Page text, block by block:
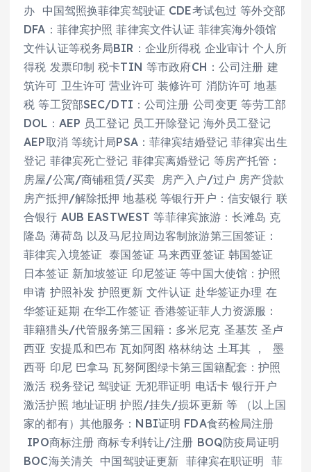
办 中国驾照换菲律宾驾驶证 CDE考试包过 等外交部
DFA：菲律宾护照 菲律宾文件认证 菲律宾海外领馆
文件认证等税务局BIR：企业所得税 企业审计 个人所
得税 发票印制 税卡TIN 等市政府CH：公司注册 建
筑许可 卫生许可 营业许可 装修许可 消防许可 地基
税 等工贸部SEC/DTI：公司注册 公司变更 等劳工部
DOL：AEP 员工登记 员工开除登记 海外员工登记
AEP取消 等统计局PSA：菲律宾结婚登记 菲律宾出生
登记 菲律宾死亡登记 菲律宾离婚登记 等房产托管：
房屋/公寓/商铺租赁/买卖 房产入户/过户 房产贷款
房产抵押/解除抵押 地基税 等银行开户：信安银行 联
合银行 AUB EASTWEST 等菲律宾旅游：长滩岛 克
隆岛 薄荷岛 以及马尼拉周边客制旅游第三国签证：
菲律宾入境签证 泰国签证 马来西亚签证 韩国签证
日本签证 新加坡签证 印尼签证 等中国大使馆：护照
申请 护照补发 护照更新 文件认证 赴华签证办理 在
华签证延期 在华工作签证 香港签证菲人力资源服：
菲籍猎头/代管服务第三国籍：多米尼克 圣基茨 圣卢
西亚 安提瓜和巴布 瓦如阿图 格林纳达 土耳其 ， 墨
西哥 印尼 巴拿马 瓦努阿图绿卡第三国籍配套：护照
激活 税务登记 驾驶证 无犯罪证明 电话卡 银行开户
激活护照 地址证明 护照/挂失/损坏更新 等 （以上国
家的都有）其他服务：NBI证明 FDA食药检局注册
IPO商标注册 商标专利转让/注册 BOQ防疫局证明
BOC海关清关 中国驾驶证更新 菲律宾在职证明 菲